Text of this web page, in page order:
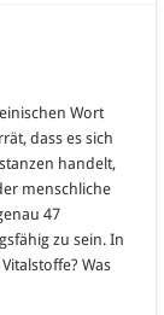
Wort
dass es sich
handelt,
menschliche
47
zu sein. In
Was